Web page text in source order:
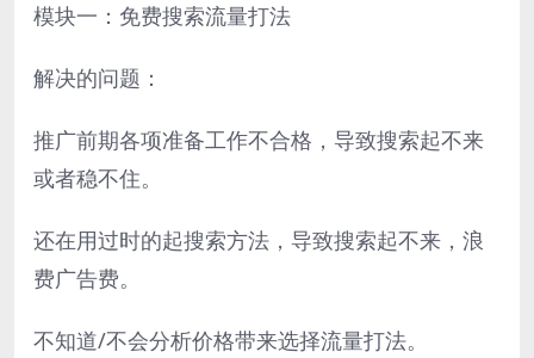
模块一：免费搜索流量打法
解决的问题：
推广前期各项准备工作不合格，导致搜索起不来
或者稳不住。
还在用过时的起搜索方法，导致搜索起不来，浪
费广告费。
不知道/不会分析价格带来选择流量打法。